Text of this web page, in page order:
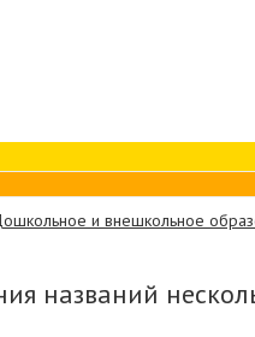
и внешкольное
названий